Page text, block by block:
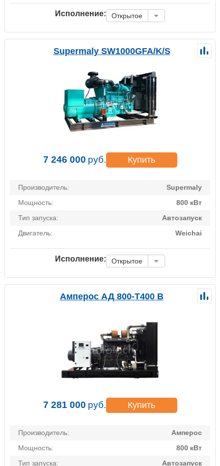
Исполнение: Открытое
Supermaly SW1000GFA/K/S
7 246 000 руб. Купить
Производитель:
Supermaly
Мощность:
800 кВт
Тип запуска:
Автозапуск
Двигатель:
Weichai
Исполнение: Открытое
Амперос АД 800-Т400 B
7 281 000 руб. Купить
Производитель:
Амперос
Мощность:
800 кВт
Тип запуска:
Автозапуск